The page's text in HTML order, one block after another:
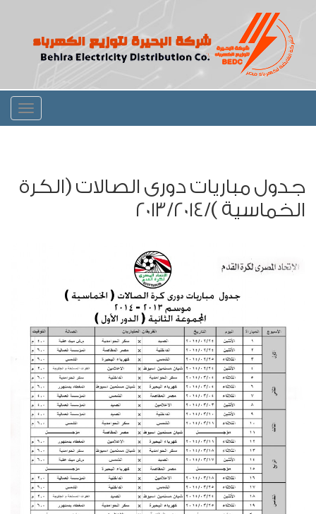
Toggle
جدول مباريات دورى الصالات (الكرة
الخماسية )/2013/2014